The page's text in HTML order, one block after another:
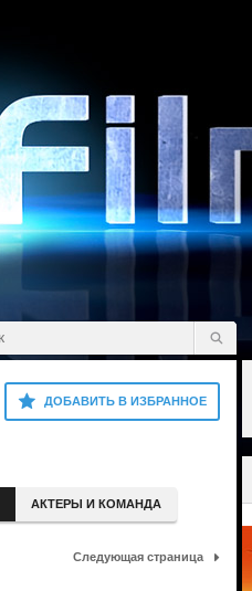
ДОБАВИТЬ В ИЗБРАННОЕ
АКТЕРЫ И КОМАНДА
Следующая страница